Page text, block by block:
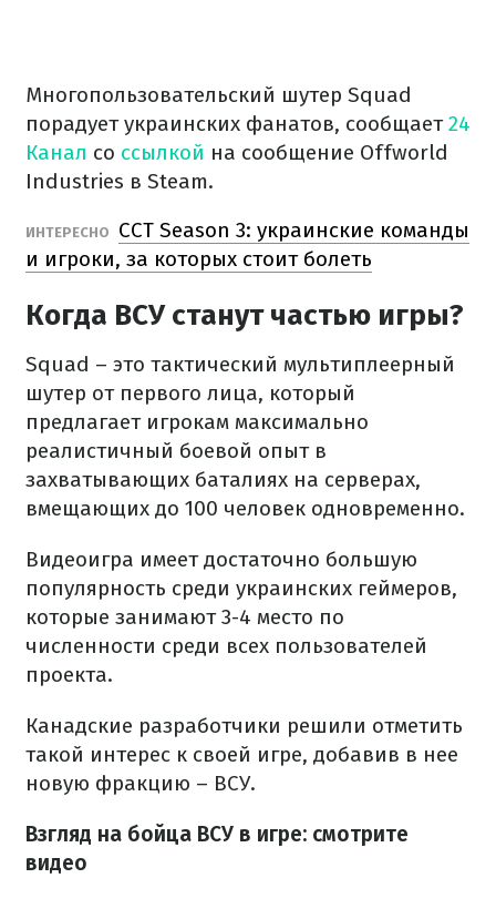
Многопользовательский шутер Squad
порадует украинских фанатов, сообщает24
Канал со ссылкой на сообщение Offworld
Industries в Steam.
ИНТЕРЕСНО
CCT Season 3: украинские команды
и игроки, за которых стоит болеть
Когда ВСУ станут частью игры?
Squad – это тактический мультиплеерный
шутер от первого лица, который
предлагает игрокам максимально
реалистичный боевой опыт в
захватывающих баталиях на серверах,
вмещающих до 100 человек одновременно.
Видеоигра имеет достаточно большую
популярность среди украинских геймеров,
которые занимают 3-4 место по
численности среди всех пользователей
проекта.
Канадские разработчики решили отметить
такой интерес к своей игре, добавив в нее
новую фракцию – ВСУ.
Взгляд на бойца ВСУ в игре: смотрите
видео